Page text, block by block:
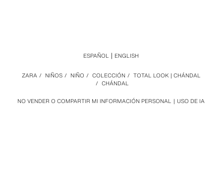
NO VENDER O COMPARTIR MI INFORMACIÓN PERSONAL USO DE IA
ZARA / NIÑOS / NIÑO / COLECCIÓN / TOTAL LOOK | CHÁNDAL
/ CHÁNDAL
ESPAÑOL ENGLISH